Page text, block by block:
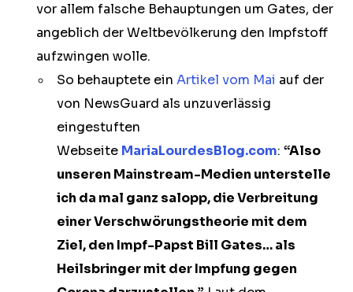
vor allem falsche Behauptungen um Gates, der
angeblich der Weltbevölkerung den Impfstoff
aufzwingen wolle.
So behauptete ein Artikel vom Mai auf der
von NewsGuard als unzuverlässig
eingestuften
Webseite MariaLourdesBlog.com: “Also
unseren Mainstream-Medien unterstelle
ich da mal ganz salopp, die Verbreitung
einer Verschwörungstheorie mit dem
Ziel, den Impf-Papst Bill Gates… als
Heilsbringer mit der Impfung gegen